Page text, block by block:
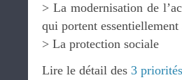
> La modernisation de
qui portent
> La protection sociale
Lire le détail des 3